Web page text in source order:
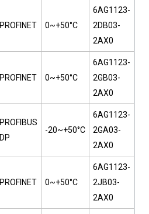
PROFINET 0~+50°C
6AG1123-
2DB03-
2AX0
PROFINET 0~+50°C
6AG1123-
2GB03-
2AX0
PROFIBUS
DP
-20~+50°C
6AG1123-
2GA03-
2AX0
PROFINET 0~+50°C
6AG1123-
2JB03-
2AX0